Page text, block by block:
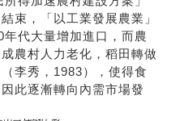
束，「以工業發展農業」
代大量增加進口，而農
農村人力老化，稻田轉做
李秀，1983），使得食
此逐漸轉向內需市場發